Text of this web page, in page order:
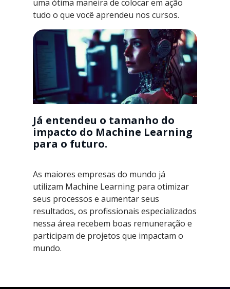
uma ótima maneira de colocar em ação
tudo o que você aprendeu nos cursos.
Já entendeu o tamanho do
impacto do Machine Learning
para o futuro.
As maiores empresas do mundo já
utilizam Machine Learning para otimizar
seus processos e aumentar seus
resultados, os profissionais especializados
nessa área recebem boas remuneração e
participam de projetos que impactam o
mundo.